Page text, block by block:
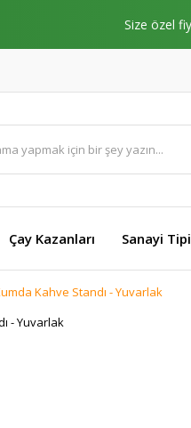
Size özel
Çay Kazanları Sanayi
Kahve Standı - Yuvarlak